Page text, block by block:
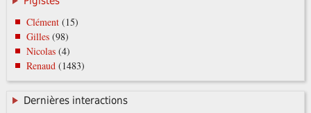
Clément(15)
Gilles(98)
Nicolas(4)
Renaud(1483)
Dernières interactions